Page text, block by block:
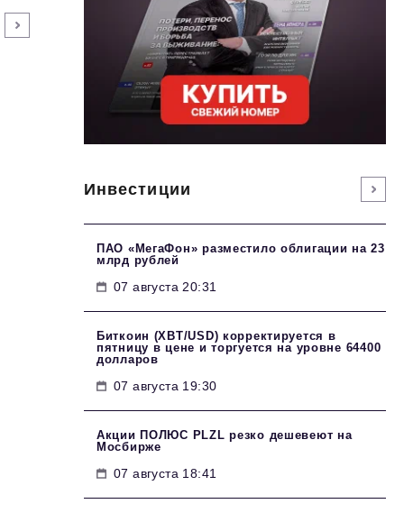
Инвестиции
ПАО «МегаФон» разместило облигации на 23
млрд рублей
07 августа 20:31
Биткоин (XBT/USD) корректируется в
пятницу в цене и торгуется на уровне 64400
долларов
07 августа 19:30
Акции ПОЛЮС PLZL резко дешевеют на
Мосбирже
07 августа 18:41